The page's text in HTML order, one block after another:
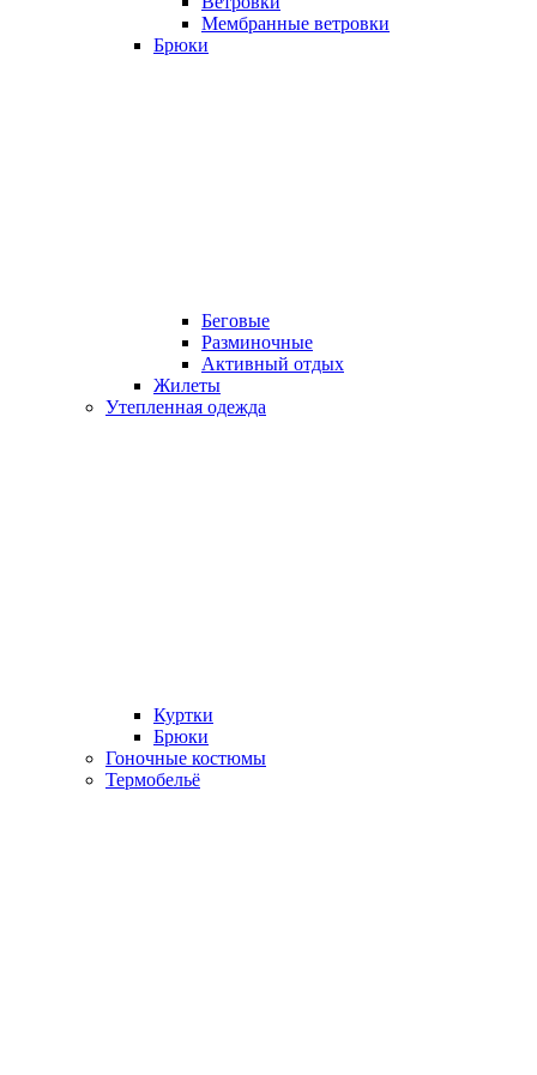
Мембранные ветровки
Брюки
Беговые
Разминочные
Активный отдых
Жилеты
Утепленная одежда
Куртки
Брюки
Гоночные костюмы
Термобельё